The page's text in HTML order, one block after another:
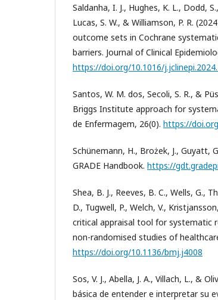
Saldanha, I. J., Hughes, K. L., Dodd,
Lucas, S. W., & Williamson, P. R.
outcome sets in Cochrane
barriers. Journal of Clinical
https://doi.org/10.1016/
Santos, W. M. dos, Secoli, S. R., &
Briggs Institute approach for
de Enfermagem, 26(0). https://
Schünemann, H., Brożek, J., Guyatt,
GRADE Handbook. https://
Shea, B. J., Reeves, B. C., Wells, G.,
D., Tugwell, P., Welch, V.,
critical appraisal tool for systematic
non-randomised studies of
https://doi.org/10.1136/bmj.j4008
Sos, V. J., Abella, J. A., Villach, L., &
básica de entender e interpretar su